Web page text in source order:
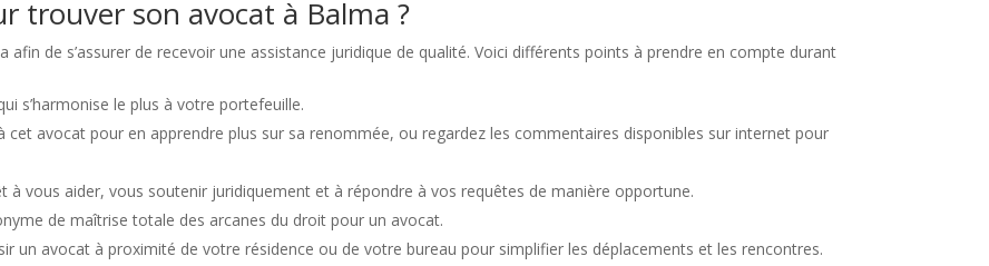
trouver son avocat à Balma ?
de s’assurer de recevoir une assistance juridique de qualité. Voici différents points à prendre en compte durant
s’harmonise le plus à votre portefeuille.
avocat pour en apprendre plus sur sa renommée, ou regardez les commentaires disponibles sur internet pour
à vous aider, vous soutenir juridiquement et à répondre à vos requêtes de manière opportune.
de maîtrise totale des arcanes du droit pour un avocat.
un avocat à proximité de votre résidence ou de votre bureau pour simplifier les déplacements et les rencontres.